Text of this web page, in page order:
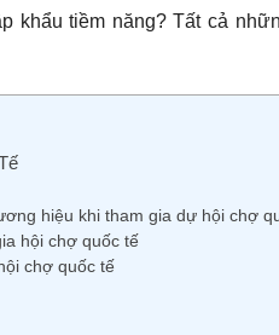
khẩu tiềm năng? Tất cả
hiệu khi tham gia dự hội chợ
hội chợ quốc tế
chợ quốc tế